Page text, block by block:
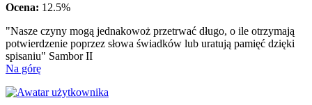
Ocena: 12.5%
"Nasze czyny mogą jednakowoż przetrwać długo, o ile otrzymają
potwierdzenie poprzez słowa świadków lub uratują pamięć dzięki
spisaniu" Sambor II
Na górę